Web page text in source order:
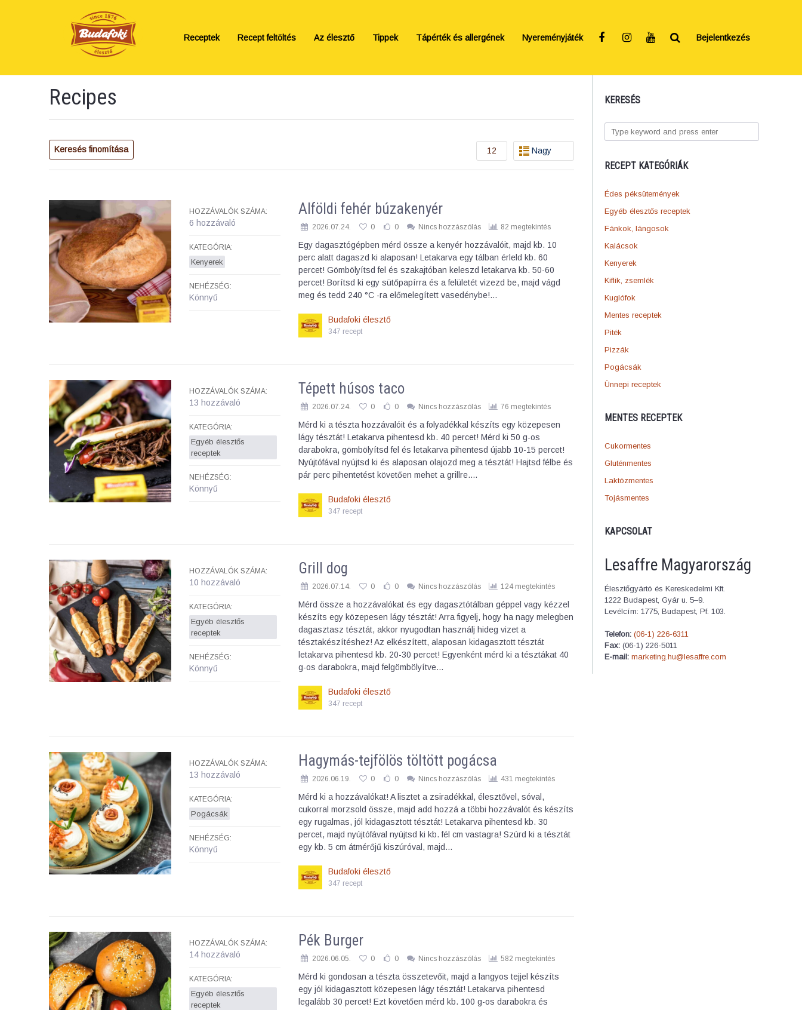
Receptek Recept feltöltés Az élesztő Tippek Tápérték és allergének Nyereményjáték Bejelentkezés
KERESÉS
RECEPT KATEGÓRIÁK
Édes péksütemények
Egyéb élesztős receptek
Fánkok, lángosok
Kalácsok
Kenyerek
Kiflik, zsemlék
Kuglófok
Mentes receptek
Piték
Pizzák
Pogácsák
Ünnepi receptek
MENTES RECEPTEK
Cukormentes
Gluténmentes
Laktózmentes
Tojásmentes
KAPCSOLAT
Lesaffre Magyarország
Élesztőgyártó és Kereskedelmi Kft.
1222 Budapest, Gyár u. 5–9.
Levélcím: 1775, Budapest, Pf. 103.
Telefon: (06-1) 226-6311
Fax: (06-1) 226-5011
E-mail: marketing.hu@lesaffre.com
Recipes
Keresés finomítása Nagy
12
HOZZÁVALÓK SZÁMA:
6 hozzávaló
KATEGÓRIA:
Kenyerek
NEHÉZSÉG:
Könnyű
Alföldi fehér búzakenyér
2026.07.24. 0 0 Nincs hozzászólás 82 megtekintés
Egy dagasztógépben mérd össze a kenyér hozzávalóit, majd kb. 10
perc alatt dagaszd ki alaposan! Letakarva egy tálban érleld kb. 60
percet! Gömbölyítsd fel és szakajtóban keleszd letakarva kb. 50-60
percet! Borítsd ki egy sütőpapírra és a felületét vizezd be, majd vágd
meg és tedd 240 °C -ra előmelegített vasedénybe!…
Budafoki élesztő
347 recept
HOZZÁVALÓK SZÁMA:
13 hozzávaló
KATEGÓRIA:
Egyéb élesztős
receptek
NEHÉZSÉG:
Könnyű
Tépett húsos taco
2026.07.24. 0 0 Nincs hozzászólás 76 megtekintés
Mérd ki a tészta hozzávalóit és a folyadékkal készíts egy közepesen
lágy tésztát! Letakarva pihentesd kb. 40 percet! Mérd ki 50 g-os
darabokra, gömbölyítsd fel és letakarva pihentesd újabb 10-15 percet!
Nyújtófával nyújtsd ki és alaposan olajozd meg a tésztát! Hajtsd félbe és
pár perc pihentetést követően mehet a grillre.…
Budafoki élesztő
347 recept
HOZZÁVALÓK SZÁMA:
10 hozzávaló
KATEGÓRIA:
Egyéb élesztős
receptek
NEHÉZSÉG:
Könnyű
Grill dog
2026.07.14. 0 0 Nincs hozzászólás 124 megtekintés
Mérd össze a hozzávalókat és egy dagasztótálban géppel vagy kézzel
készíts egy közepesen lágy tésztát! Arra figyelj, hogy ha nagy melegben
dagasztasz tésztát, akkor nyugodtan használj hideg vizet a
tésztakészítéshez! Az elkészített, alaposan kidagasztott tésztát
letakarva pihentesd kb. 20-30 percet! Egyenként mérd ki a tésztákat 40
g-os darabokra, majd felgömbölyítve…
Budafoki élesztő
347 recept
HOZZÁVALÓK SZÁMA:
13 hozzávaló
KATEGÓRIA:
Pogácsák
NEHÉZSÉG:
Könnyű
Hagymás-tejfölös töltött pogácsa
2026.06.19. 0 0 Nincs hozzászólás 431 megtekintés
Mérd ki a hozzávalókat! A lisztet a zsiradékkal, élesztővel, sóval,
cukorral morzsold össze, majd add hozzá a többi hozzávalót és készíts
egy rugalmas, jól kidagasztott tésztát! Letakarva pihentesd kb. 30
percet, majd nyújtófával nyújtsd ki kb. fél cm vastagra! Szúrd ki a tésztát
egy kb. 5 cm átmérőjű kiszúróval, majd…
Budafoki élesztő
347 recept
HOZZÁVALÓK SZÁMA:
14 hozzávaló
KATEGÓRIA:
Egyéb élesztős
receptek
Pék Burger
2026.06.05. 0 0 Nincs hozzászólás 582 megtekintés
Mérd ki gondosan a tészta összetevőit, majd a langyos tejjel készíts
egy jól kidagasztott közepesen lágy tésztát! Letakarva pihentesd
legalább 30 percet! Ezt követően mérd kb. 100 g-os darabokra és